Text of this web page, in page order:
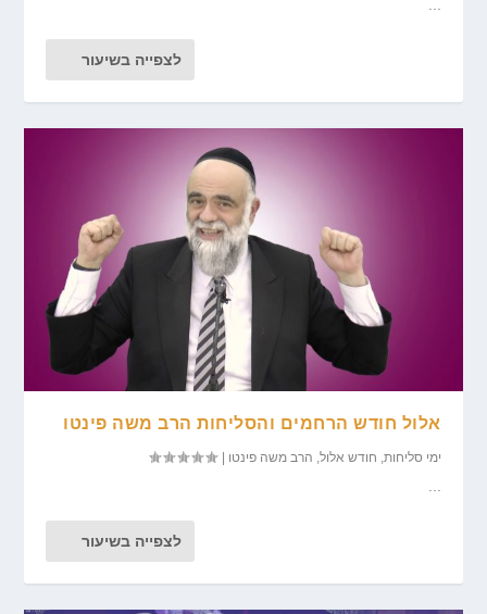
לצפייה בשיעור
אלול חודש הרחמים והסליחות הרב משה פינטו
ימי סליחות חודש אלול הרב משה פינטו |
לצפייה בשיעור